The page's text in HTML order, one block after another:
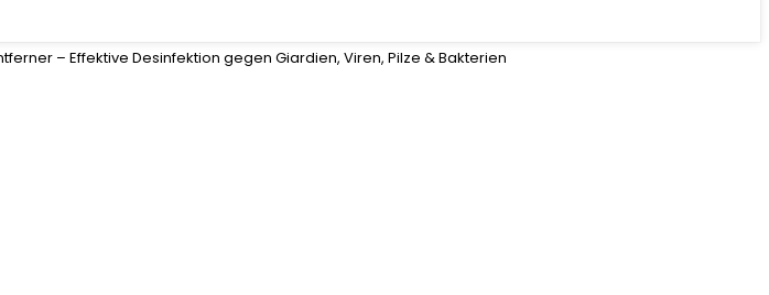
– Effektive Desinfektion gegen Giardien, Viren, Pilze & Bakterien